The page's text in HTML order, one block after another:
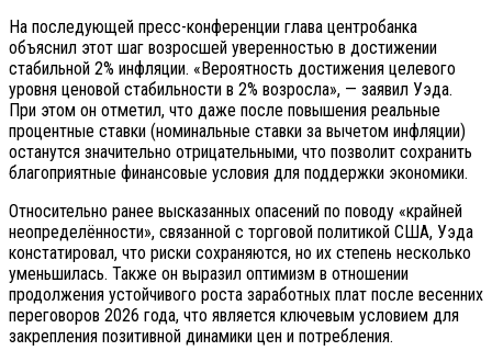
На последующей пресс-конференции глава центробанка
объяснил этот шаг возросшей уверенностью в достижении
стабильной 2% инфляции. «Вероятность достижения целевого
уровня ценовой стабильности в 2% возросла», — заявил Уэда.
При этом он отметил, что даже после повышения реальные
процентные ставки (номинальные ставки за вычетом инфляции)
останутся значительно отрицательными, что позволит сохранить
благоприятные финансовые условия для поддержки экономики.
Относительно ранее высказанных опасений по поводу «крайней
неопределённости», связанной с торговой политикой США, Уэда
констатировал, что риски сохраняются, но их степень несколько
уменьшилась. Также он выразил оптимизм в отношении
продолжения устойчивого роста заработных плат после весенних
переговоров 2026 года, что является ключевым условием для
закрепления позитивной динамики цен и потребления.